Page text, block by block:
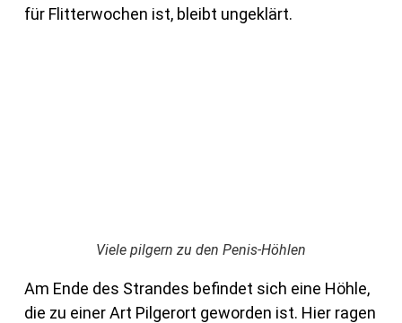
für Flitterwochen ist, bleibt ungeklärt.
Viele pilgern zu den Penis-Höhlen
Am Ende des Strandes befindet sich eine Höhle,
die zu einer Art Pilgerort geworden ist. Hier ragen